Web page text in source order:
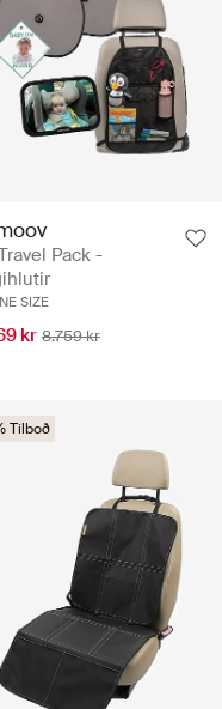
Pack -
SIZE
kr 8.759 kr
Tilboð